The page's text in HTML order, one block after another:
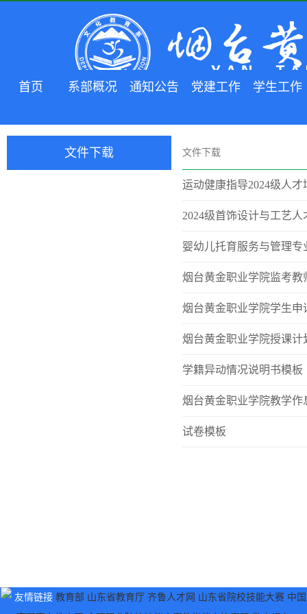
首页 系部概况 通知公告 党建工作 学生工作
文件下载 文件下载
运动健康指导2024级人才
2024级首饰设计与工艺人
婴幼儿托育服务与管理专
烟台黄金职业学院监考教
烟台黄金职业学院学生
烟台黄金职业学院授课计
学籍异动情况说明书模板
烟台黄金职业学院教学作
试卷模板
友情链接 教育部 山东省教育厅 齐鲁人才网 山东省院校技能大赛 中国